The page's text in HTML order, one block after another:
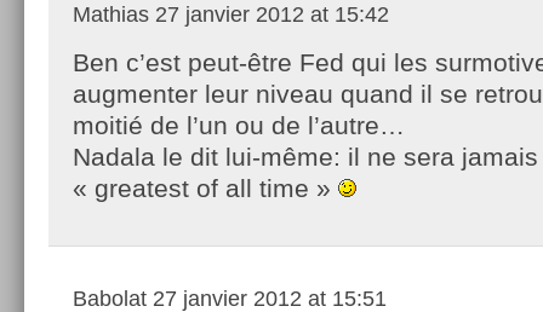
Mathias 27 janvier 2012 at 15:42
Ben c’est peut-être Fed qui les
augmenter leur niveau quand il se
moitié de l’un ou de l’autre…
Nadala le dit lui-même: il ne sera
« greatest of all time »
Babolat 27 janvier 2012 at 15:51